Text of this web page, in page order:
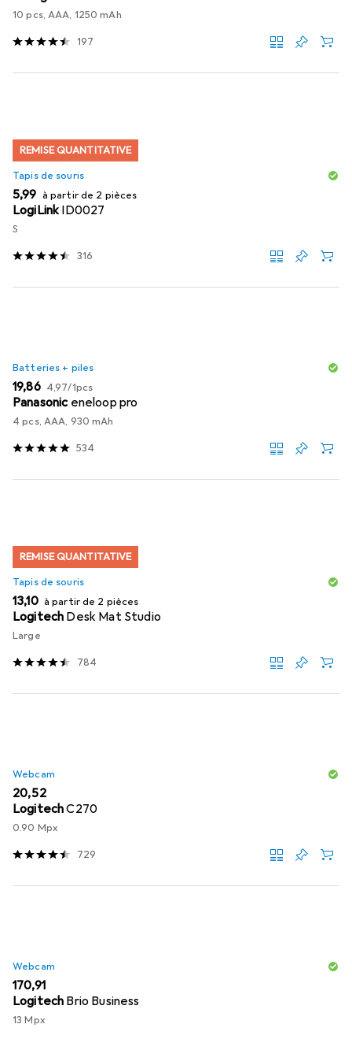
10 pcs, AAA, 1250 mAh
197
REMISE QUANTITATIVE
Tapis de souris
EUR
5,99 à partir de 2 pièces
LogiLinkID0027
S
316
Batteries + piles
EUR
19,86 EUR
4,97/1pcs
Panasonic eneloop pro
4 pcs, AAA, 930 mAh
534
REMISE QUANTITATIVE
Tapis de souris
EUR
13,10 à partir de 2 pièces
Logitech Desk Mat Studio
Large
784
Webcam
EUR
20,52
LogitechC270
0.90 Mpx
729
Webcam
EUR
170,91
Logitech Brio Business
13 Mpx